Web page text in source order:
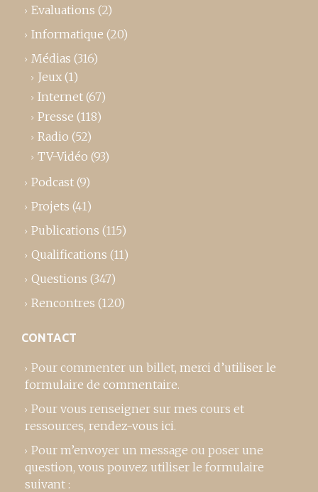
Evaluations (2)
Informatique (20)
Médias (316)
Jeux (1)
Internet (67)
Presse (118)
Radio (52)
TV-Vidéo (93)
Podcast (9)
Projets (41)
Publications (115)
Qualifications (11)
Questions (347)
Rencontres (120)
CONTACT
Pour commenter un billet, merci d’utiliser le
formulaire de commentaire.
Pour vous renseigner sur mes cours et
ressources, rendez-vous ici.
Pour m’envoyer un message ou poser une
question, vous pouvez utiliser le formulaire
suivant :